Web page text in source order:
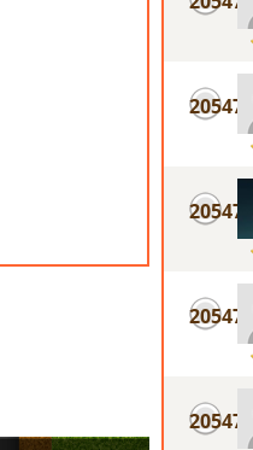
20547
20547
20547
20547